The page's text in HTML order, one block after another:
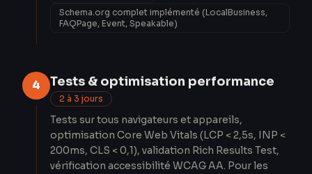
Schema.org complet implémenté (LocalBusiness,
FAQPage, Event, Speakable)
4 Tests & optimisation performance
2 à 3 jours
Tests sur tous navigateurs et appareils,
optimisation Core Web Vitals (LCP < 2,5s, INP <
200ms, CLS < 0,1), validation Rich Results Test,
vérification accessibilité WCAG AA. Pour les